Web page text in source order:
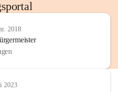
2018
2023